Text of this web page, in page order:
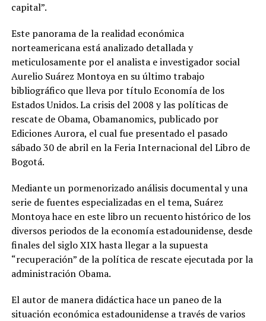
capital”.
Este panorama de la realidad económica
norteamericana está analizado detallada y
meticulosamente por el analista e investigador social
Aurelio Suárez Montoya en su último trabajo
bibliográfico que lleva por título Economía de los
Estados Unidos. La crisis del 2008 y las políticas de
rescate de Obama, Obamanomics, publicado por
Ediciones Aurora, el cual fue presentado el pasado
sábado 30 de abril en la Feria Internacional del Libro de
Bogotá.
Mediante un pormenorizado análisis documental y una
serie de fuentes especializadas en el tema, Suárez
Montoya hace en este libro un recuento histórico de los
diversos periodos de la economía estadounidense, desde
finales del siglo XIX hasta llegar a la supuesta
“recuperación” de la política de rescate ejecutada por la
administración Obama.
El autor de manera didáctica hace un paneo de la
situación económica estadounidense a través de varios